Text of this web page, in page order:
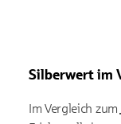
Silberwert im
Im Vergleich zum